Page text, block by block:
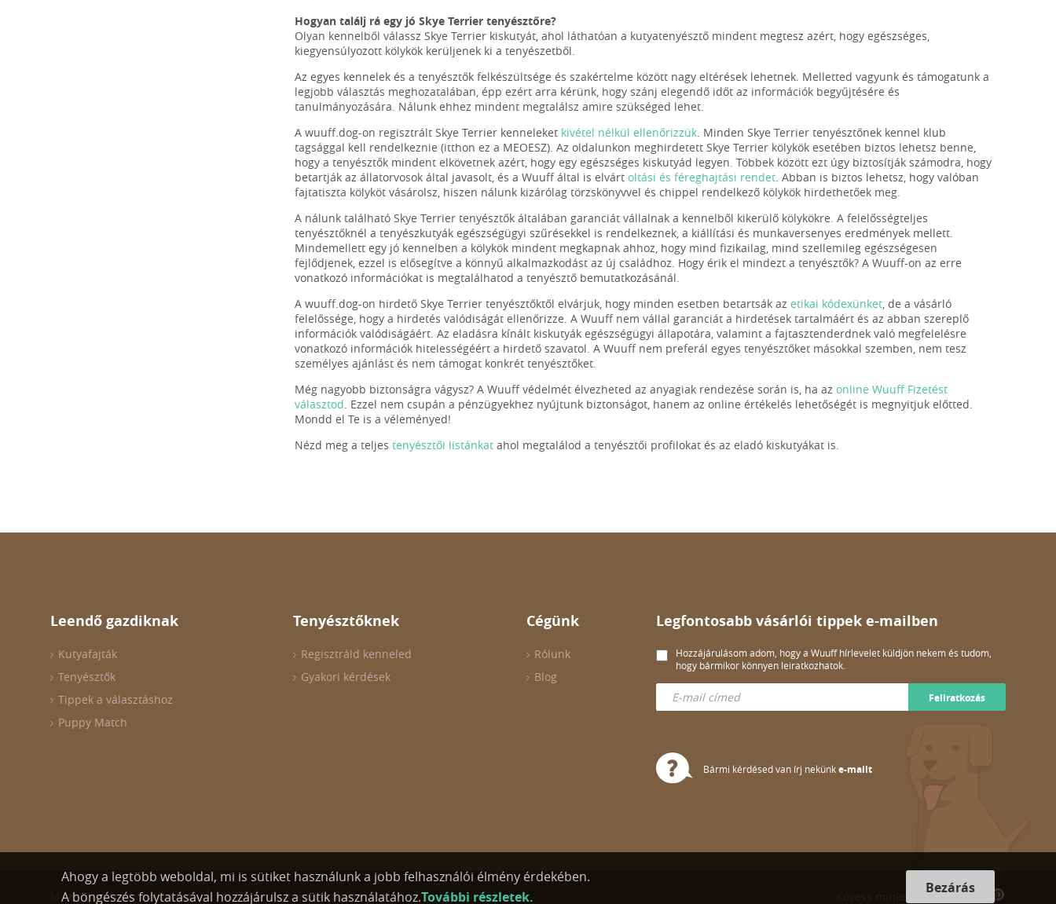
Hogyan találj rá egy jó Skye Terrier tenyésztőre?
Olyan kennelből válassz Skye Terrier kiskutyát, ahol láthatóan a kutyatenyésztő mindent megtesz azért, hogy egészséges,
kiegyensúlyozott kölykök kerüljenek ki a tenyészetből.
Az egyes kennelek és a tenyésztők felkészültsége és szakértelme között nagy eltérések lehetnek. Melletted vagyunk és támogatunk a
legjobb választás meghozatalában, épp ezért arra kérünk, hogy szánj elegendő időt az információk begyűjtésére és
tanulmányozására. Nálunk ehhez mindent megtalálsz amire szükséged lehet.
A wuuff.dog-on regisztrált Skye Terrier kenneleket kivétel nélkül ellenőrizzük. Minden Skye Terrier tenyésztőnek kennel klub
tagsággal kell rendelkeznie (itthon ez a MEOESZ). Az oldalunkon meghirdetett Skye Terrier kölykök esetében biztos lehetsz benne,
hogy a tenyésztők mindent elkövetnek azért, hogy egy egészséges kiskutyád legyen. Többek között ezt úgy biztosítják számodra, hogy
betartják az állatorvosok által javasolt, és a Wuuff által is elvárt oltási és féreghajtási rendet. Abban is biztos lehetsz, hogy valóban
fajtatiszta kölyköt vásárolsz, hiszen nálunk kizárólag törzskönyvvel és chippel rendelkező kölykök hirdethetőek meg.
A nálunk található Skye Terrier tenyésztők általában garanciát vállalnak a kennelből kikerülő kölykökre. A felelősségteljes
tenyésztőknél a tenyészkutyák egészségügyi szűrésekkel is rendelkeznek, a kiállítási és munkaversenyes eredmények mellett.
Mindemellett egy jó kennelben a kölykök mindent megkapnak ahhoz, hogy mind fizikailag, mind szellemileg egészségesen
fejlődjenek, ezzel is elősegítve a könnyű alkalmazkodást az új családhoz. Hogy érik el mindezt a tenyésztők? A Wuuff-on az erre
vonatkozó információkat is megtalálhatod a tenyésztő bemutatkozásánál.
A wuuff.dog-on hirdető Skye Terrier tenyésztőktől elvárjuk, hogy minden esetben betartsák az etikai kódexünket, de a vásárló
felelőssége, hogy a hirdetés valódiságát ellenőrizze. A Wuuff nem vállal garanciát a hirdetések tartalmáért és az abban szereplő
információk valódiságáért. Az eladásra kínált kiskutyák egészségügyi állapotára, valamint a fajtasztenderdnek való megfelelésre
vonatkozó információk hitelességéért a hirdető szavatol. A Wuuff nem preferál egyes tenyésztőket másokkal szemben, nem tesz
személyes ajánlást és nem támogat konkrét tenyésztőket.
Még nagyobb biztonságra vágysz? A Wuuff védelmét élvezheted az anyagiak rendezése során is, ha az online Wuuff Fizetést
választod. Ezzel nem csupán a pénzügyekhez nyújtunk biztonságot, hanem az online értékelés lehetőségét is megnyitjuk előtted.
Mondd el Te is a véleményed!
Nézd meg a teljes tenyésztői listánkat ahol megtalálod a tenyésztői profilokat és az eladó kiskutyákat is.
Leendő gazdiknak
Kutyafajták
Tenyésztők
Tippek a választáshoz
Puppy Match
Tenyésztőknek
Regisztráld kenneled
Gyakori kérdések
Cégünk
Rólunk
Blog
Legfontosabb vásárlói tippek e-mailben
Hozzájárulásom adom, hogy a Wuuff hírlevelet küldjön nekem és tudom,
hogy bármikor könnyen leiratkozhatok.
Feliratkozás
Bármi kérdésed van írj nekünke-mailt
Minden jog fenntartva © wuuff ÁSZF Adatvédelmi tájékoztató
Ahogy a legtöbb weboldal, mi is sütiket használunk a jobb felhasználói élmény érdekében.
A böngészés folytatásával hozzájárulsz a sütik használatához.További részletek.
Bezárás